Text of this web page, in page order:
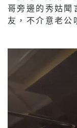
哥旁邊的秀姑聞
友，不介意老公